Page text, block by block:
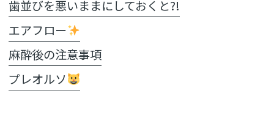
歯並びを悪いままにしておくと?!
エアフロー
麻酔後の注意事項
プレオルソ